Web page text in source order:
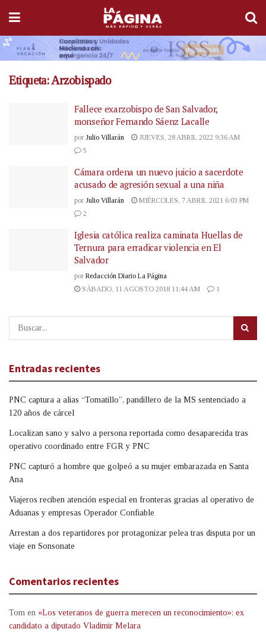
Etiqueta:Arzobispado
Fallece exarzobispo de San Salvador,
monseñor Fernando Sáenz Lacalle
por Julio Villarán
JUEVES, 28 ABRIL 2022 9:36 AM
5
Cámara ordena un nuevo juicio a sacerdote
acusado de agresión sexual a una niña
por Julio Villarán
MIÉRCOLES, 7 ABRIL 2021 6:03 PM
2
Iglesia católica realiza caminata Huellas de
Ternura para erradicar violencia en El
Salvador
por Redacción Diario La Página
SÁBADO, 11 AGOSTO 2018 11:44 AM
1
Entradas recientes
PNC captura a alias “Tomatillo”, pandillero de la MS sentenciado a
120 años de cárcel
Localizan sano y salvo a persona reportada como desaparecida tras
operativo coordinado entre FGR y PNC
PNC capturó a hombre que golpeó a su mujer embarazada en Santa
Ana
Viajeros reciben atención especial en fronteras gracias al operativo de
Aduanas y empresas Operador Confiable
Arrestan a dos repartidores por protagonizar pelea tras disputa por un
viaje en Sonsonate
Comentarios recientes
Tom en «Los veteranos de guerra merecen un reconocimiento»: ex
candidato a diputado Vladimir Melara